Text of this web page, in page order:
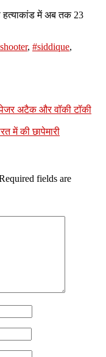
हत्याकांड में अब तक 23
, #siddique,
पेजर अटैक और वॉकी टॉकी
में की छापेमारी
fields are